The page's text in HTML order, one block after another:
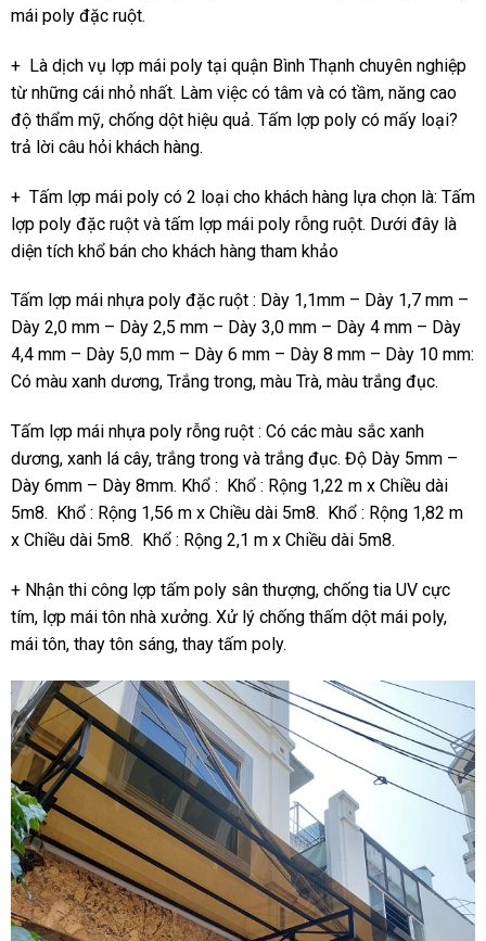
mái poly đặc ruột.
+ Là dịch vụ lợp mái poly tại quận Bình Thạnh chuyên nghiệp
từ những cái nhỏ nhất. Làm việc có tâm và có tầm, năng cao
độ thẩm mỹ, chống dột hiệu quả. Tấm lợp poly có mấy loại?
trả lời câu hỏi khách hàng.
+ Tấm lợp mái poly có 2 loại cho khách hàng lựa chọn là: Tấm
lợp poly đặc ruột và tấm lợp mái poly rỗng ruột. Dưới đây là
diện tích khổ bán cho khách hàng tham khảo
Tấm lợp mái nhựa poly đặc ruột : Dày 1,1mm – Dày 1,7 mm –
Dày 2,0 mm – Dày 2,5 mm – Dày 3,0 mm – Dày 4 mm – Dày
4,4 mm – Dày 5,0 mm – Dày 6 mm – Dày 8 mm – Dày 10 mm:
Có màu xanh dương, Trắng trong, màu Trà, màu trắng đục.
Tấm lợp mái nhựa poly rỗng ruột : Có các màu sắc xanh
dương, xanh lá cây, trắng trong và trắng đục. Độ Dày 5mm –
Dày 6mm – Dày 8mm. Khổ : Khổ : Rộng 1,22 m x Chiều dài
5m8. Khổ : Rộng 1,56 m x Chiều dài 5m8. Khổ : Rộng 1,82 m
x Chiều dài 5m8. Khổ : Rộng 2,1 m x Chiều dài 5m8.
+ Nhận thi công lợp tấm poly sân thượng, chống tia UV cực
tím, lợp mái tôn nhà xưởng. Xử lý chống thấm dột mái poly,
mái tôn, thay tôn sáng, thay tấm poly.